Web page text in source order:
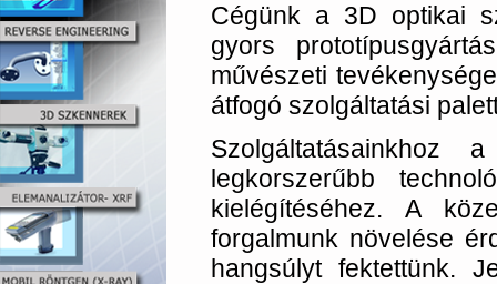
Cégünk a 3D optikai
gyors
művészeti
átfogó szolgáltatási
legkorszerűbb
kielégítéséhez. A
forgalmunk növelése
hangsúlyt fektettünk.